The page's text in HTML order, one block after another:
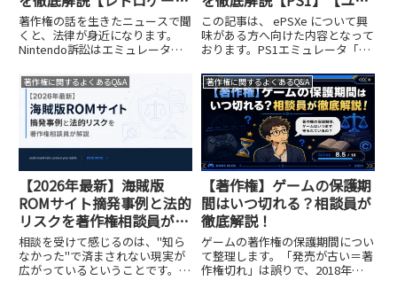
ム】
著作権の話を生きたニュースで聞
くと、法律が身近になります。
Nintendo訴訟はエミュレータが
く、どこが境界線かを示した事件
として読むことが重要です。正し
い知識を持って合法的な範囲でレ
トロゲームを楽しむことは、何も
問題ありません。境界線を理解
し、思い出の名作を現代の環境で
楽しみましょう。
ザーの声】
この記事は、 ePSXe について興
味がある方へ向けた内容となって
おります。PS1エミュレータ「
体験できる素晴らしいツールで
す。ネット上で指摘されている危
険性を理解し、違法な利用は絶対
に避け、安全な方法で皆さんのゲ
ームライフが素晴らしいものにな
ることを願っています！
著作権に関するよくあるQ&A
【2026年最新】海賊版
ROMサイト摘発事例と法的
リスクを著作権相談員が解
説【エミュレータ】
相談を受けて感じるのは、"知ら
なかった"で済まされない現実が
広がっているということです。
著作権に関するよくあるQ&A
【著作権】ゲームの保護期
間はいつ切れる？相談員が
徹底解説！
ゲームの著作権の保護期間につい
て整理します。「発売が古い＝著
作権切れ」は誤りで、2018年の